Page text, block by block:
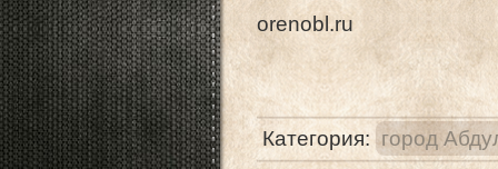
orenobl.ru
Категория: город